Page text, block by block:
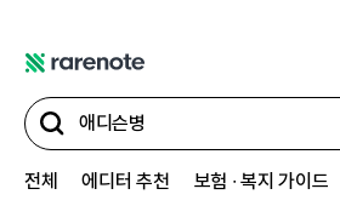
어
노
트
전체 에디터 추천 보험 ∙ 복지 가이드